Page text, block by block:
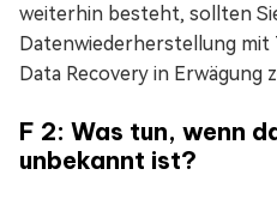
weiterhin besteht, sollten
Datenwiederherstellung mit
Data Recovery in Erwägung
F 2: Was tun, wenn
unbekannt ist?